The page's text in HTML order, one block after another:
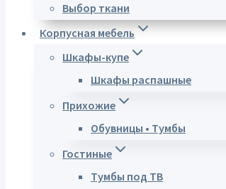
Выбор ткани
Корпусная мебель
Шкафы-купе
Шкафы распашные
Прихожие
Обувницы • Тумбы
Гостиные
Тумбы под ТВ